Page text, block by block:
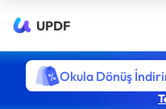
UPDF
Okula Dönüş